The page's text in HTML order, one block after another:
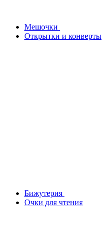
Мешочки
Открытки и конверты
Бижутерия
Очки для чтения